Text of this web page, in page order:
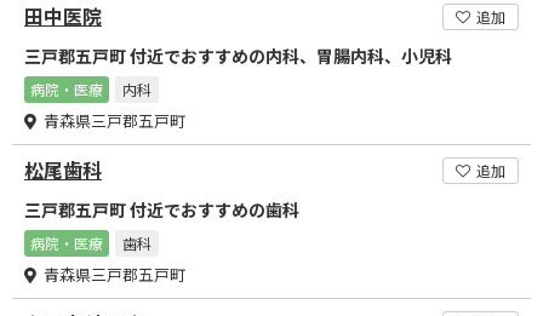
田中医院 追加
三戸郡五戸町 付近でおすすめの内科、胃腸内科、小児科
病院・医療 内科
青森県三戸郡五戸町
松尾歯科 追加
三戸郡五戸町 付近でおすすめの歯科
病院・医療 歯科
青森県三戸郡五戸町